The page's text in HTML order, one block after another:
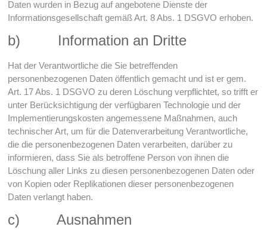
Daten wurden in Bezug auf angebotene Dienste der
Informationsgesellschaft gemäß Art. 8 Abs. 1 DSGVO erhoben.
b) Information an Dritte
Hat der Verantwortliche die Sie betreffenden
personenbezogenen Daten öffentlich gemacht und ist er gem.
Art. 17 Abs. 1 DSGVO zu deren Löschung verpflichtet, so trifft er
unter Berücksichtigung der verfügbaren Technologie und der
Implementierungskosten angemessene Maßnahmen, auch
technischer Art, um für die Datenverarbeitung Verantwortliche,
die die personenbezogenen Daten verarbeiten, darüber zu
informieren, dass Sie als betroffene Person von ihnen die
Löschung aller Links zu diesen personenbezogenen Daten oder
von Kopien oder Replikationen dieser personenbezogenen
Daten verlangt haben.
c) Ausnahmen